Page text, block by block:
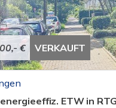
€ VERKAUFT
energieeffiz. ETW in